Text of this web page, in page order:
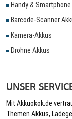
Handy &
Barcode-Scanner
Kamera-Akkus
Drohne Akkus
UNSER
Mit Akkuokok.de
Themen Akkus,